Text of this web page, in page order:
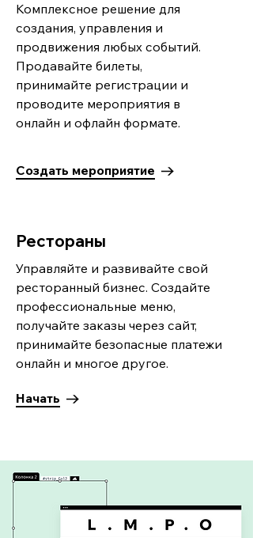
Комплексное решение для
создания, управления и
продвижения любых событий.
Продавайте билеты,
принимайте регистрации и
проводите мероприятия в
онлайн и офлайн формате.
Создать мероприятие
Рестораны
Управляйте и развивайте свой
ресторанный бизнес. Создайте
профессиональные меню,
получайте заказы через сайт,
принимайте безопасные платежи
онлайн и многое другое.
Начать